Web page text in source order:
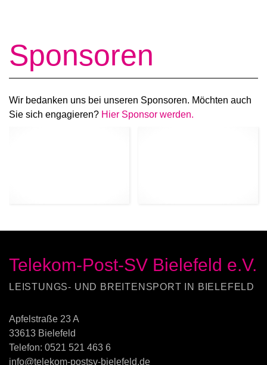
Sponsoren
Wir bedanken uns bei unseren Sponsoren. Möchten auch
Sie sich engagieren? Hier Sponsor werden.
Telekom-Post-SV Bielefeld e.V.
LEISTUNGS- UND BREITENSPORT IN BIELEFELD
Apfelstraße 23 A
33613 Bielefeld
Telefon: 0521 521 463 6
info@telekom-postsv-bielefeld.de